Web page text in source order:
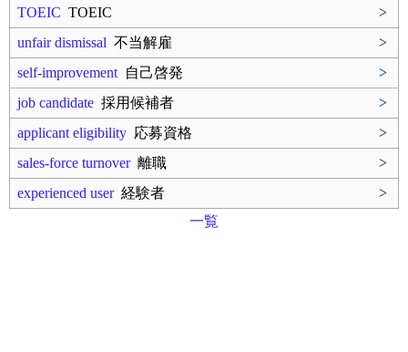
TOEIC TOEIC
>
unfair dismissal 不当解雇
>
self-improvement 自己啓発
>
job candidate 採用候補者
>
applicant eligibility 応募資格
>
sales-force turnover離職
>
experienced user経験者
>
一覧